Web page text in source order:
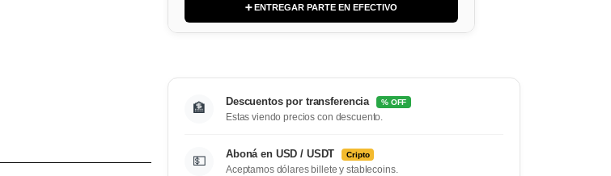
➕ ENTREGAR PARTE EN EFECTIVO
🏦 Descuentos por transferencia % OFF
Estas viendo precios con descuento.
💵 Aboná en USD / USDT Cripto
Aceptamos dólares billete y stablecoins.